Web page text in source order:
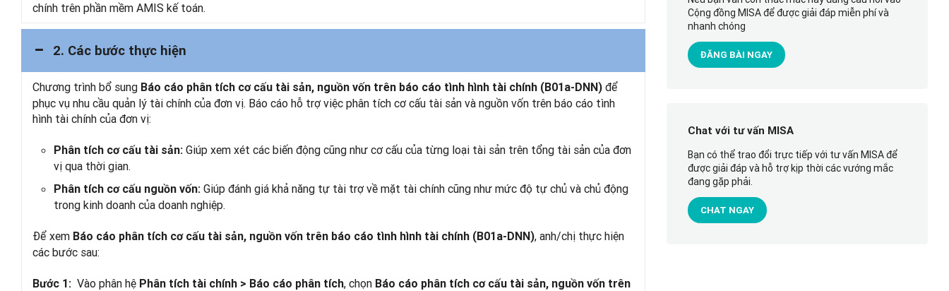
chính trên phần mềm AMIS kế toán.
2. Các bước thực hiện
Chương trình bổ sung Báo cáo phân tích cơ cấu tài sản, nguồn vốn trên báo cáo tình hình tài chính (B01a-DNN) để
phục vụ nhu cầu quản lý tài chính của đơn vị. Báo cáo hỗ trợ việc phân tích cơ cấu tài sản và nguồn vốn trên báo cáo tình
hình tài chính của đơn vị:
Phân tích cơ cấu tài sản: Giúp xem xét các biến động cũng như cơ cấu của từng loại tài sản trên tổng tài sản của đơn
vị qua thời gian.
Phân tích cơ cấu nguồn vốn: Giúp đánh giá khả năng tự tài trợ về mặt tài chính cũng như mức độ tự chủ và chủ động
trong kinh doanh của doanh nghiệp.
Để xem Báo cáo phân tích cơ cấu tài sản, nguồn vốn trên báo cáo tình hình tài chính (B01a-DNN), anh/chị thực hiện
các bước sau:
Bước 1: Vào phân hệ Phân tích tài chính > Báo cáo phân tích, chọn Báo cáo phân tích cơ cấu tài sản, nguồn vốn trên
Cộng đồng MISA để được giải đáp miễn phí và
nhanh chóng
ĐĂNG BÀI NGAY
Chat với tư vấn MISA
Bạn có thể trao đổi trực tiếp với tư vấn MISA để
được giải đáp và hỗ trợ kịp thời các vướng mắc
đang gặp phải.
CHAT NGAY